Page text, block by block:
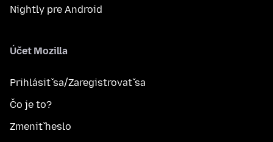
Nightly pre Android
Účet Mozilla
Prihlásiť sa/Zaregistrovať sa
Čo je to?
Zmeniť heslo